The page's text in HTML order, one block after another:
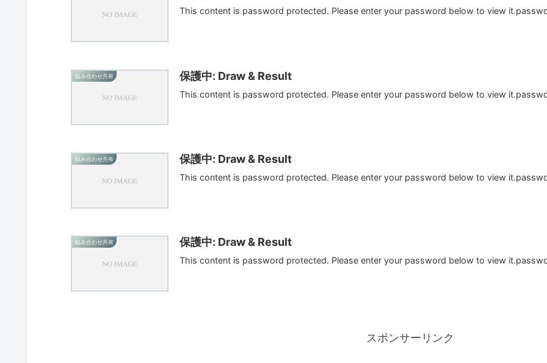
This content is password protected. Please enter your password below to view
組み合わせ共有 保護中: Draw & Result
This content is password protected. Please enter your password below to view
組み合わせ共有 保護中: Draw & Result
This content is password protected. Please enter your password below to view
組み合わせ共有 保護中: Draw & Result
This content is password protected. Please enter your password below to view
スポンサーリンク